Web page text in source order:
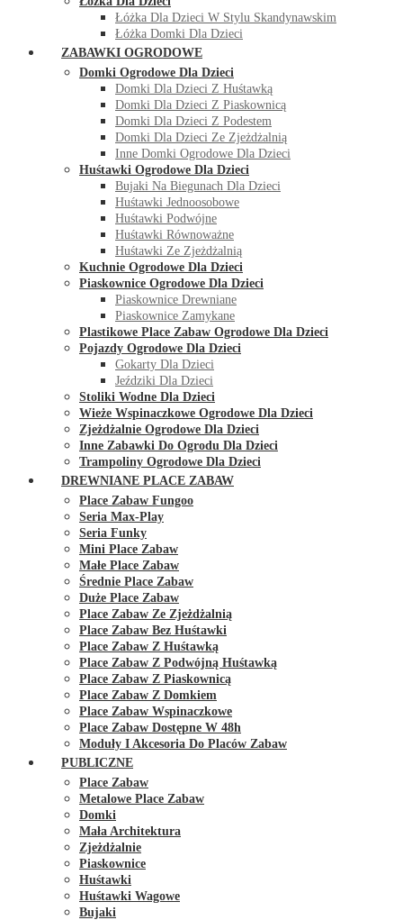
Łóżka Dla Dzieci W Stylu Skandynawskim
Łóżka Domki Dla Dzieci
ZABAWKI OGRODOWE
Domki Ogrodowe Dla Dzieci
Domki Dla Dzieci Z Huśtawką
Domki Dla Dzieci Z Piaskownicą
Domki Dla Dzieci Z Podestem
Domki Dla Dzieci Ze Zjeżdżalnią
Inne Domki Ogrodowe Dla Dzieci
Huśtawki Ogrodowe Dla Dzieci
Bujaki Na Biegunach Dla Dzieci
Huśtawki Jednoosobowe
Huśtawki Podwójne
Huśtawki Równoważne
Huśtawki Ze Zjeżdżalnią
Kuchnie Ogrodowe Dla Dzieci
Piaskownice Ogrodowe Dla Dzieci
Piaskownice Drewniane
Piaskownice Zamykane
Plastikowe Place Zabaw Ogrodowe Dla Dzieci
Pojazdy Ogrodowe Dla Dzieci
Gokarty Dla Dzieci
Jeździki Dla Dzieci
Stoliki Wodne Dla Dzieci
Wieże Wspinaczkowe Ogrodowe Dla Dzieci
Zjeżdżalnie Ogrodowe Dla Dzieci
Inne Zabawki Do Ogrodu Dla Dzieci
Trampoliny Ogrodowe Dla Dzieci
DREWNIANE PLACE ZABAW
Place Zabaw Fungoo
Seria Max-Play
Seria Funky
Mini Place Zabaw
Małe Place Zabaw
Średnie Place Zabaw
Duże Place Zabaw
Place Zabaw Ze Zjeżdżalnią
Place Zabaw Bez Huśtawki
Place Zabaw Z Huśtawką
Place Zabaw Z Podwójną Huśtawką
Place Zabaw Z Piaskownicą
Place Zabaw Z Domkiem
Place Zabaw Wspinaczkowe
Place Zabaw Dostępne W 48h
Moduły I Akcesoria Do Placów Zabaw
PUBLICZNE
Place Zabaw
Metalowe Place Zabaw
Domki
Mała Architektura
Zjeżdżalnie
Piaskownice
Huśtawki
Huśtawki Wagowe
Bujaki